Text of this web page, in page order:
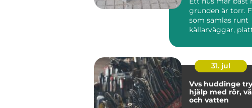
grunden är torr.
som samlas runt
källarväggar,
31. jul
Vvs huddinge trygg
hjälp med rör,
och vatten